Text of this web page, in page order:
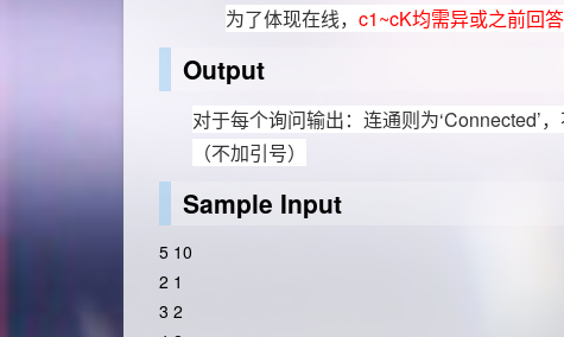
为了体现在线，c1~cK均需异或之前回
Output
对于每个询问输出：连通则为‘Connected’
（不加引号）
Sample Input
5 10
2 1
3 2